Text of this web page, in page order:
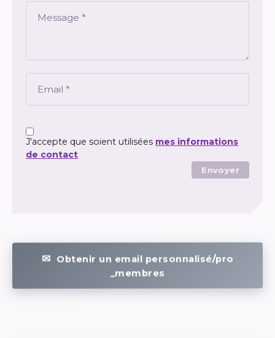
J'accepte que soient utilisées mes informations
de contact
Envoyer
Obtenir un email personnalisé/pro
_membres